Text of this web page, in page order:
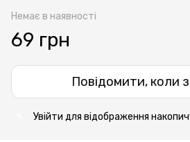
Немає в наявності
69 грн
Повідомити, коли
Увійти для відображення